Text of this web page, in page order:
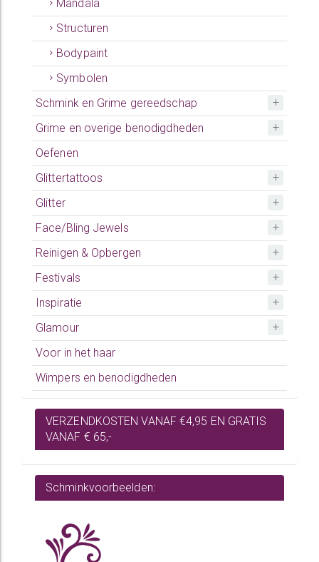
Mandala
Structuren
Bodypaint
Symbolen
Schmink en Grime gereedschap
Grime en overige benodigdheden
Oefenen
Glittertattoos
Glitter
Face/Bling Jewels
Reinigen & Opbergen
Festivals
Inspiratie
Glamour
Voor in het haar
Wimpers en benodigdheden
VERZENDKOSTEN VANAF €4,95 EN GRATIS
VANAF € 65,-
Schminkvoorbeelden: